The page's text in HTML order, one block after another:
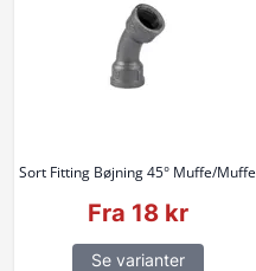
Sort Fitting Bøjning 45° Muffe/Muffe
Fra 18 kr
Se varianter